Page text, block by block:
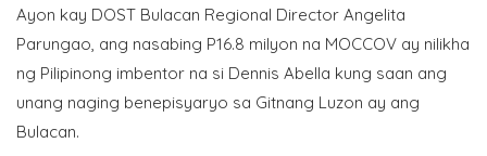
Ayon kay DOST Bulacan Regional Director Angelita
Parungao, ang nasabing P16.8 milyon na MOCCOV ay nilikha
ng Pilipinong imbentor na si Dennis Abella kung saan ang
unang naging benepisyaryo sa Gitnang Luzon ay ang
Bulacan.